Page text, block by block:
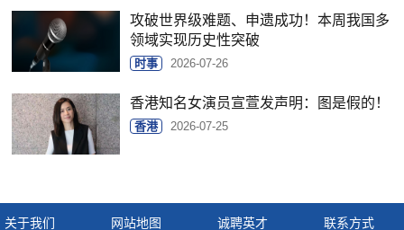
攻破世界级难题、申遗成功！本周我国多
领域实现历史性突破
时事 2026-07-26
香港知名女演员宣萱发声明：图是假的！
香港 2026-07-25
关于我们 网站地图 诚聘英才 联系方式